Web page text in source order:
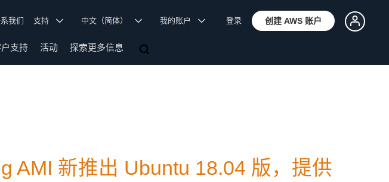
我们 支持 中文（简体） 我的账户 登录 创建 AWS 账户
支持 活动 探索更多信息
AMI 新推出 Ubuntu 18.04 版，提供